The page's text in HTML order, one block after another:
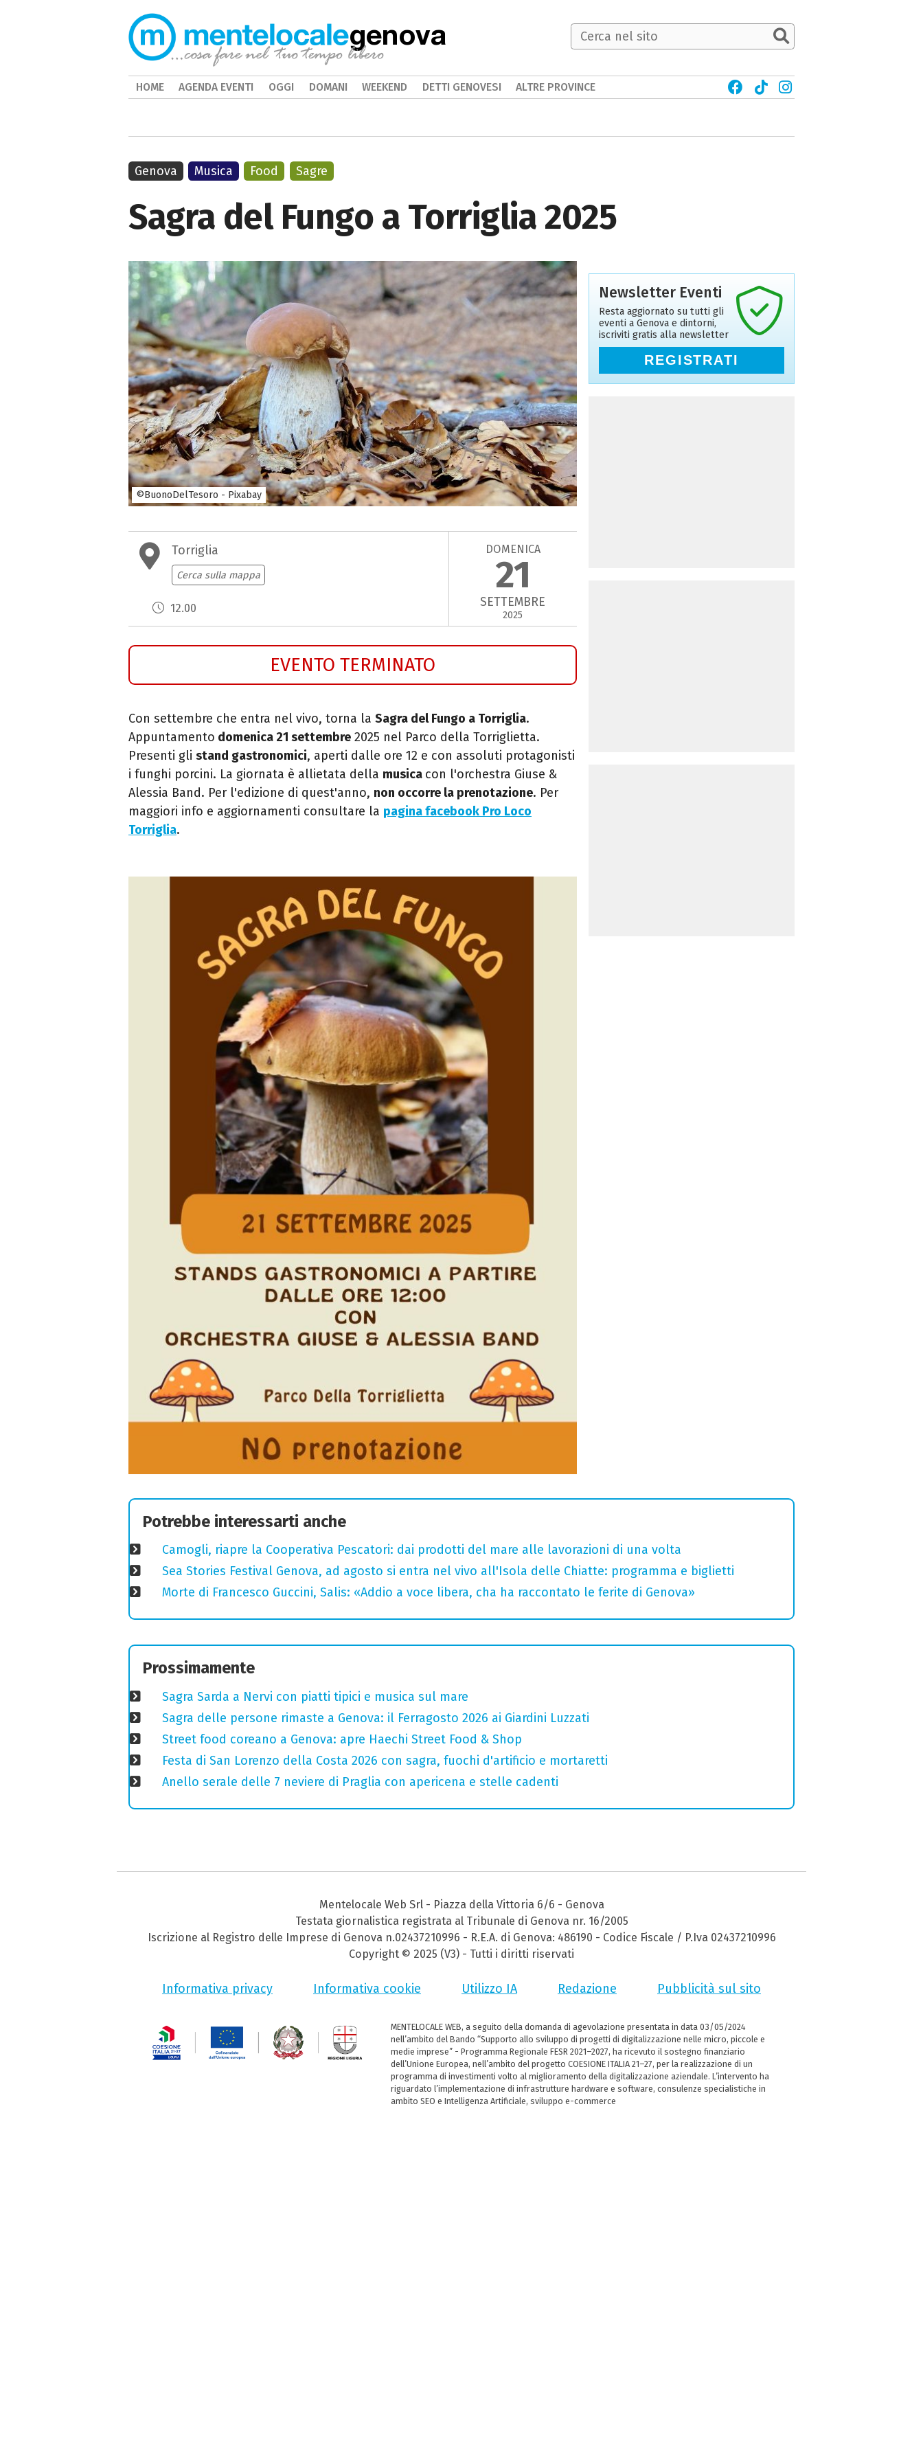
Sagra del Fungo a Torriglia 2025
©BuonoDelTesoro - Pixabay
Torriglia
Cerca sulla mappa
12.00
DOMENICA
21
SETTEMBRE
2025
EVENTO TERMINATO
Con settembre che entra nel vivo, torna la Sagra del Fungo a Torriglia.
Appuntamento domenica 21 settembre 2025 nel Parco della Torriglietta.
Presenti gli stand gastronomici, aperti dalle ore 12 e con assoluti protagonisti
i funghi porcini. La giornata è allietata della musica con l'orchestra Giuse &
Alessia Band. Per l'edizione di quest'anno, non occorre la prenotazione. Per
maggiori info e aggiornamenti consultare la pagina facebook Pro Loco
Torriglia.
Genova Musica Food Sagre
Newsletter Eventi
Resta aggiornato su tutti gli
eventi a Genova e dintorni,
iscriviti gratis alla newsletter
REGISTRATI
Potrebbe interessarti anche
Camogli, riapre la Cooperativa Pescatori: dai prodotti del mare alle lavorazioni di una volta
Sea Stories Festival Genova, ad agosto si entra nel vivo all'Isola delle Chiatte: programma e biglietti
Morte di Francesco Guccini, Salis: «Addio a voce libera, cha ha raccontato le ferite di Genova»
Prossimamente
Sagra Sarda a Nervi con piatti tipici e musica sul mare
Sagra delle persone rimaste a Genova: il Ferragosto 2026 ai Giardini Luzzati
Street food coreano a Genova: apre Haechi Street Food & Shop
Festa di San Lorenzo della Costa 2026 con sagra, fuochi d'artificio e mortaretti
Anello serale delle 7 neviere di Praglia con apericena e stelle cadenti
genova
HOME AGENDA EVENTI OGGI DOMANI WEEKEND DETTI GENOVESI ALTRE PROVINCE
Mentelocale Web Srl - Piazza della Vittoria 6/6 - Genova
Testata giornalistica registrata al Tribunale di Genova nr. 16/2005
Iscrizione al Registro delle Imprese di Genova n.02437210996 - R.E.A. di Genova: 486190 - Codice Fiscale / P.Iva 02437210996
Copyright © 2025 (V3) - Tutti i diritti riservati
Informativa privacy Informativa cookie Utilizzo IA Redazione Pubblicità sul sito
MENTELOCALE WEB, a seguito della domanda di agevolazione presentata in data 03/05/2024
nell’ambito del Bando “Supporto allo sviluppo di progetti di digitalizzazione nelle micro, piccole e
medie imprese” - Programma Regionale FESR 2021–2027, ha ricevuto il sostegno finanziario
dell’Unione Europea, nell’ambito del progetto COESIONE ITALIA 21–27, per la realizzazione di un
programma di investimenti volto al miglioramento della digitalizzazione aziendale. L’intervento ha
riguardato l’implementazione di infrastrutture hardware e software, consulenze specialistiche in
ambito SEO e Intelligenza Artificiale, sviluppo e-commerce